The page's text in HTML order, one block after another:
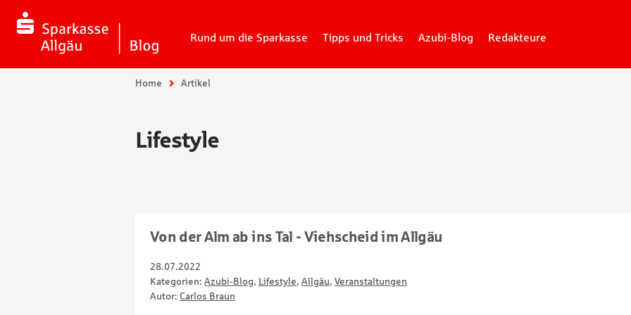
Rund um die Sparkasse
Tipps und Tricks Azubi-Blog Redakteure
Home Artikel
Lifestyle
Von der Alm ab ins Tal - Viehscheid im Allgäu
28.07.2022
Kategorien: Azubi-Blog, Lifestyle, Allgäu, Veranstaltungen
Autor: Carlos Braun